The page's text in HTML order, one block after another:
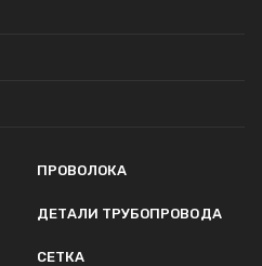
ПРОВОЛОКА
ДЕТАЛИ ТРУБОПРОВОДА
СЕТКА